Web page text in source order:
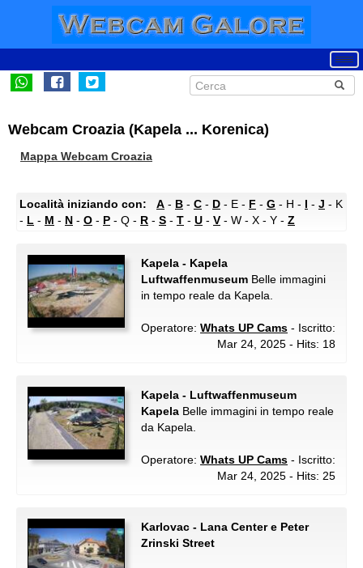
Webcam Croazia (Kapela ... Korenica)
Mappa Webcam Croazia
Località iniziando con: A - B - C - D - E - F - G - H - I - J - K
- L - M - N - O - P - Q - R - S - T - U - V- W - X - Y - Z
Kapela - Kapela
Luftwaffenmuseum Belle immagini
in tempo reale da Kapela.
Operatore: Whats UP Cams - Iscritto:
Mar 24, 2025 - Hits: 18
Kapela - Luftwaffenmuseum
Kapela Belle immagini in tempo reale
da Kapela.
Operatore: Whats UP Cams - Iscritto:
Mar 24, 2025 - Hits: 25
Karlovac - Lana Center e Peter
Zrinski Street